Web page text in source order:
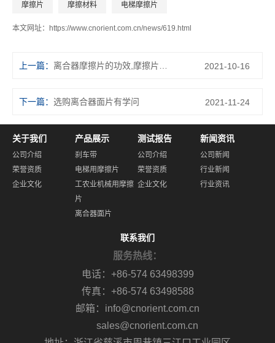
摩擦片 摩擦材料 电梯摩擦片
本文网址： https://www.cnorient.com.cn/news/619.html
上一篇： 2021-10-16
下一篇： 选购离合器面片有学问 2021-11-24
关于我们
公司介绍
荣誉资质
企业文化
产品展示
刹车带
电梯用摩擦片
工农业机械用摩擦
片
离合器面片
测试报告
公司介绍
荣誉资质
企业文化
新闻资讯
公司新闻
行业新闻
行业资讯
联系我们
服务热线：
电话：+86-574 63498399
传真：+86-574 63498588
邮箱：info@cnorient.com.cn
sales@cnorient.com.cn